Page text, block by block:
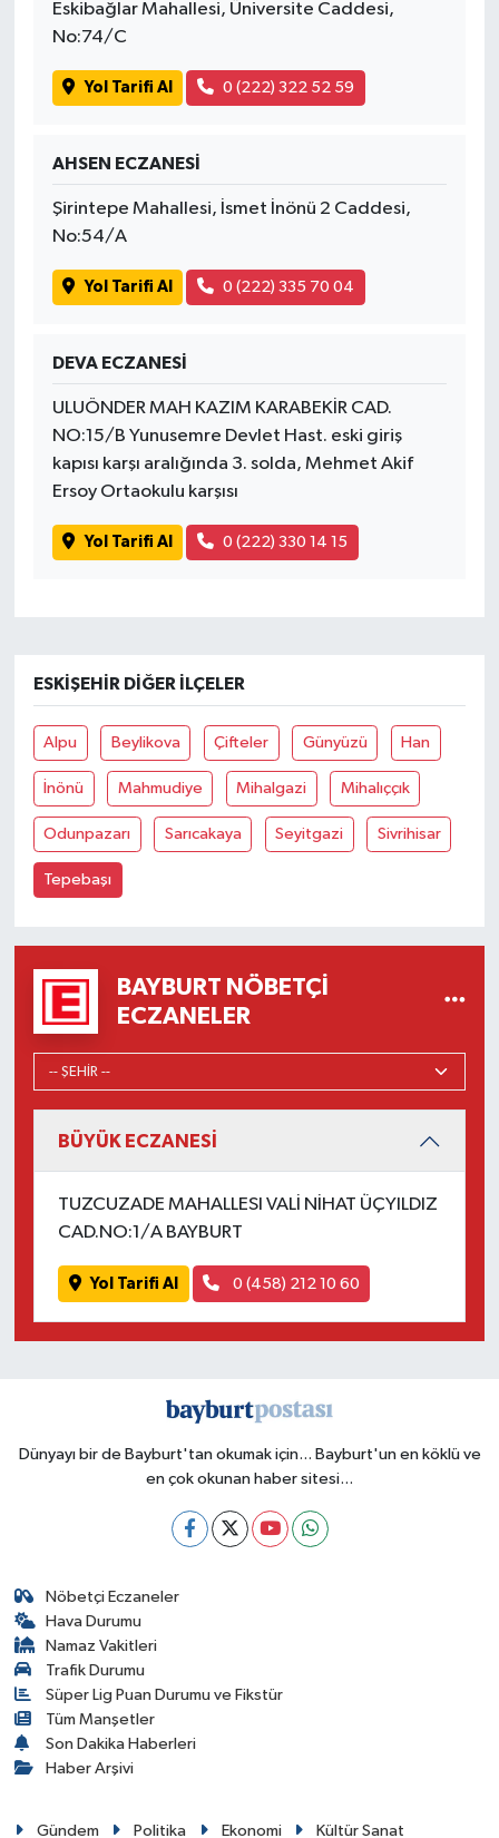
Eskibağlar Mahallesi, Üniversite Caddesi,
No:74/C
Yol Tarifi Al 0 (222) 322 52 59
AHSEN ECZANESİ
Şirintepe Mahallesi, İsmet İnönü 2 Caddesi,
No:54/A
Yol Tarifi Al 0 (222) 335 70 04
DEVA ECZANESİ
ULUÖNDER MAH KAZIM KARABEKİR CAD.
NO:15/B Yunusemre Devlet Hast. eski giriş
kapısı karşı aralığında 3. solda, Mehmet Akif
Ersoy Ortaokulu karşısı
Yol Tarifi Al 0 (222) 330 14 15
ESKIŞEHIR DIĞER İLÇELER
Alpu Beylikova Çifteler Günyüzü Han
İnönü Mahmudiye Mihalgazi Mihalıççık
Odunpazarı Sarıcakaya Seyitgazi Sivrihisar
Tepebaşı
BAYBURT NÖBETÇI
ECZANELER
BÜYÜK ECZANESİ
TUZCUZADE MAHALLESI VALİ NİHAT ÜÇYILDIZ
CAD.NO:1/A BAYBURT
Yol Tarifi Al 0 (458) 212 10 60
Dünyayı bir de Bayburt'tan okumak için... Bayburt'un en köklü ve
en çok okunan haber sitesi...
Nöbetçi Eczaneler
Hava Durumu
Namaz Vakitleri
Trafik Durumu
Süper Lig Puan Durumu ve Fikstür
Tüm Manşetler
Son Dakika Haberleri
Haber Arşivi
Gündem Politika Ekonomi Kültür Sanat